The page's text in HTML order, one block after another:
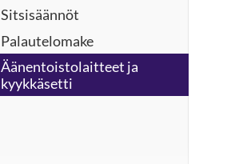
Sitsisäännöt
Palautelomake
Äänentoistolaitteet ja
kyykkäsetti